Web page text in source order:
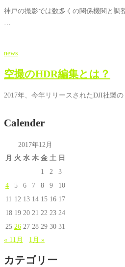
神戸の撮影では数多くの関係機関と調
news
空撮のHDR編集とは？
2017年、今年リリースされたDJI社製
Calender
2017年12月
月 火 水 木 金 土 日
1
2
3
4
5 6 7 8 9
10
11 12 13 14 15 16 17
18 19 20 21 22 23 24
25 26 27 28 29 30 31
« 11月
1月 »
カテゴリー